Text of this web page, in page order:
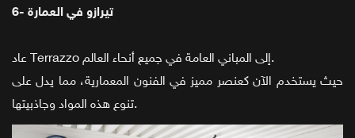
6- تيرازو في العمارة
عاد Terrazzo إلى المباني العامة في جميع أنحاء العالم.
حيث يستخدم الآن كعنصر مميز في الفنون المعمارية، مما يدل على
تنوع هذه المواد وجاذبيتها.